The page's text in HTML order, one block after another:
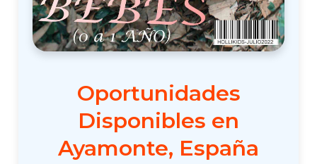
Oportunidades
Disponibles en
Ayamonte, España